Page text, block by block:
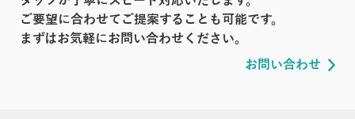
ご要望に合わせてご提案することも可能です。
まずはお気軽にお問い合わせください。
お問い合わせ